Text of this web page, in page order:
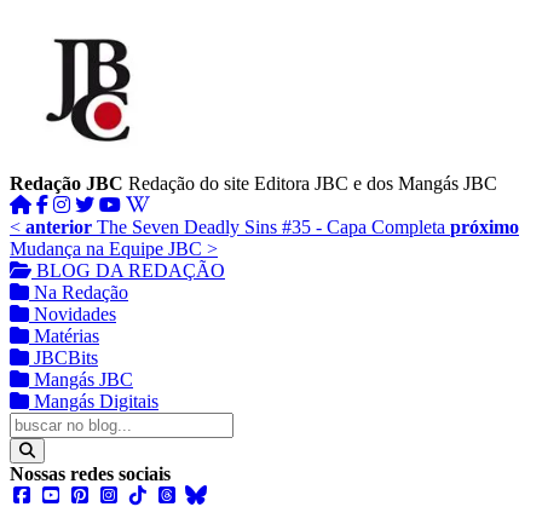
Redação JBC Redação do site Editora JBC e dos Mangás JBC
< anterior The Seven Deadly Sins #35 - Capa Completa próximo
Mudança na Equipe JBC >
BLOG DA REDAÇÃO
Na Redação
Novidades
Matérias
JBCBits
Mangás JBC
Mangás Digitais
Nossas redes sociais